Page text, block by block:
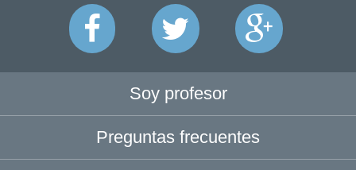
Soy profesor
Preguntas frecuentes